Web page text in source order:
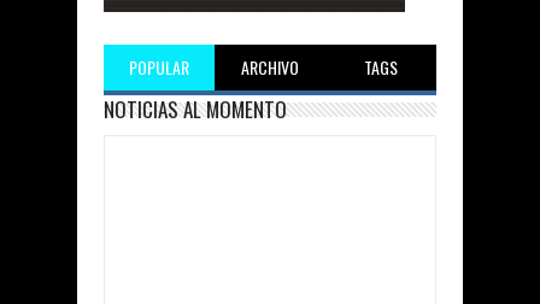
POPULAR ARCHIVO TAGS
NOTICIAS AL MOMENTO